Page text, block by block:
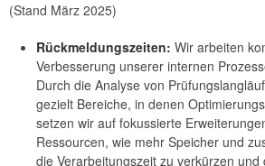
(Stand März 2025)
Rückmeldungszeiten: Wir arbeiten
Verbesserung unserer internen
Durch die Analyse von
gezielt Bereiche, in denen
setzen wir auf fokussierte
Ressourcen, wie mehr Speicher und
die Verarbeitungszeit zu verkürzen und